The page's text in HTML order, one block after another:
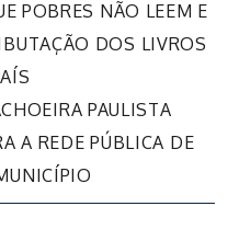
POBRES NÃO LEEM E
DOS LIVROS
PAULISTA
A REDE PÚBLICA DE